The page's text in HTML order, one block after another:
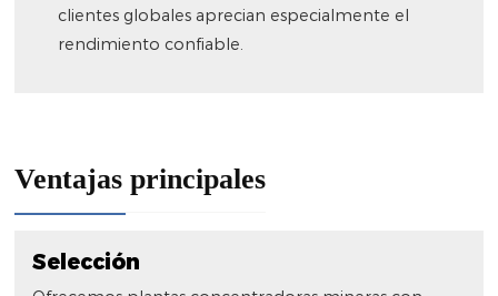
clientes globales aprecian especialmente el
rendimiento confiable.
Ventajas principales
Selección